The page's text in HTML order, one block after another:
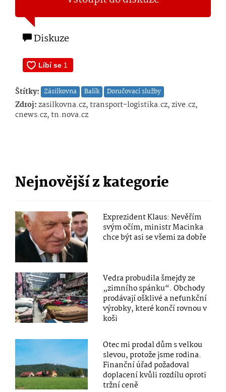
Diskuze
Štítky: Zásilkovna Balík Doručovací služby
Zdroj:zasilkovna.cz, transport-logistika.cz, zive.cz,
cnews.cz, tn.nova.cz
Nejnovější z kategorie
Exprezident Klaus: Nevěřím
svým očím, ministr Macinka
chce být asi se všemi za dobře
Vedra probudila šmejdy ze
„zimního spánku“. Obchody
prodávají ošklivé a nefunkční
výrobky, které končí rovnou v
koši
Otec mi prodal dům s velkou
slevou, protože jsme rodina.
Finanční úřad požadoval
doplacení kvůli rozdílu oproti
tržní ceně